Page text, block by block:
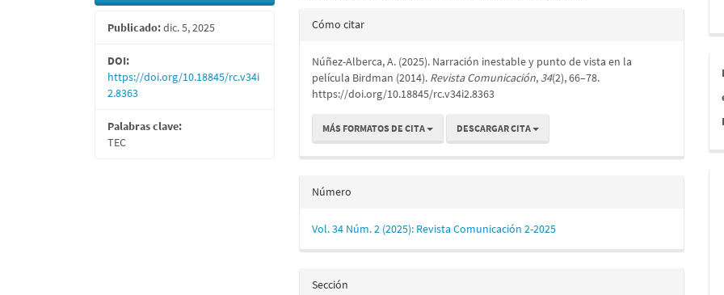
Publicado:dic. 5, 2025
DOI:
https://doi.org/10.18845/rc.v34i
2.8363
Palabras clave:
TEC
Detalles
artículo
Cómo citar
Núñez-Alberca, A. (2025). Narración inestable y punto de vista en la
película Birdman (2014). Revista Comunicación, 34(2), 66–78.
https://doi.org/10.18845/rc.v34i2.8363
MÁS FORMATOS DE CITA DESCARGAR CITA
Número
Vol. 34 Núm. 2 (2025): Revista Comunicación 2-2025
Sección